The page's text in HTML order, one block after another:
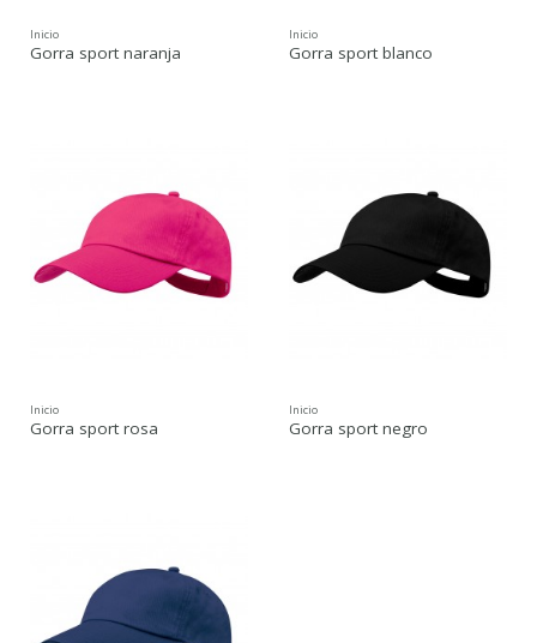
Inicio
Gorra sport naranja
Inicio
Gorra sport blanco
Inicio
Gorra sport rosa
Inicio
Gorra sport negro